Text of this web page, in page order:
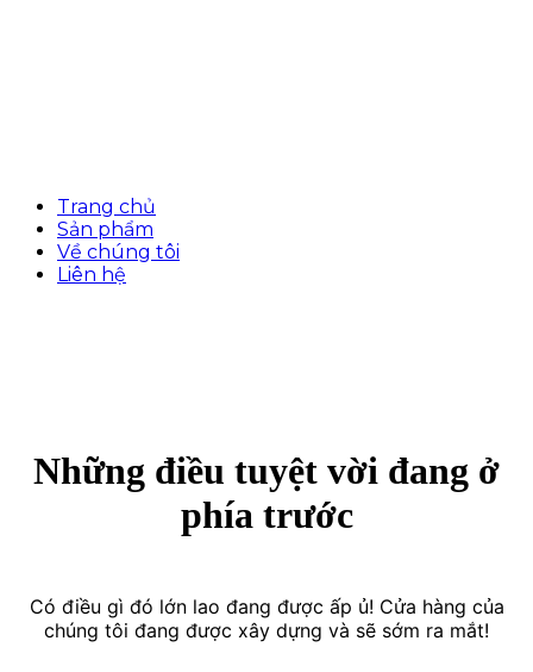
Trang chủ
Sản phẩm
Về chúng tôi
Liên hệ
Những điều tuyệt vời đang ở
phía trước
Có điều gì đó lớn lao đang được ấp ủ! Cửa hàng của
chúng tôi đang được xây dựng và sẽ sớm ra mắt!